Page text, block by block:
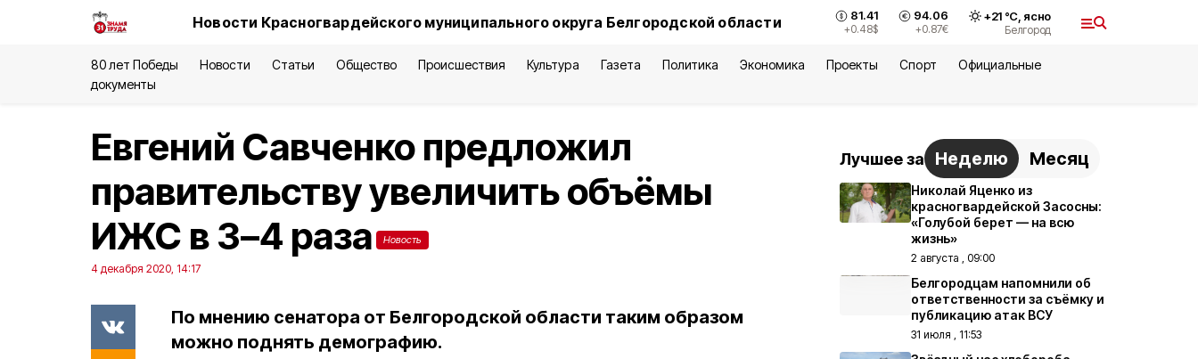
Новости Красногвардейского муниципального округа Белгородской области 81.41
+0.48$
94.06
+0.87€
+21°С, ясно
Белгород
80 лет Победы Новости Статьи Общество Происшествия Культура Газета Политика Экономика Проекты Спорт
Официальные
документы
Евгений Савченко предложил
правительству увеличить объёмы
ИЖС в 3–4 раза
Новость
4 декабря 2020, 14:17
По мнению сенатора от Белгородской области таким образом
можно поднять демографию.
Лучшее за Неделю Месяц
Николай Яценко из
красногвардейской Засосны:
«Голубой берет — на всю
жизнь»
2 августа , 09:00
Белгородцам напомнили об
ответственности за съёмку и
публикацию атак ВСУ
31 июля , 11:53